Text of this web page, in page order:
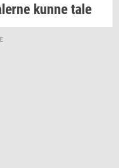
kunne tale